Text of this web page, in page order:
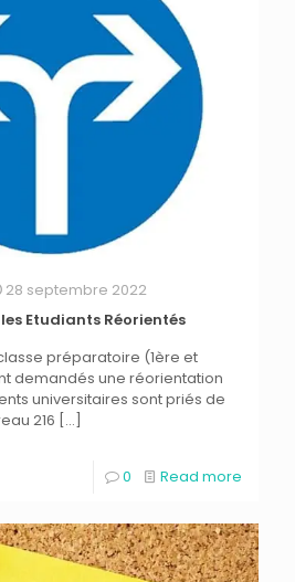
28 septembre 2022
Etudiants Réorientés
préparatoire (1ère et
demandés une réorientation
universitaires sont priés de
216 […]
0 Read more